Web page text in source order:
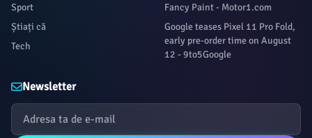
Sport
Știați că
Tech
Fancy Paint - Motor1.com
Google teases Pixel 11 Pro Fold,
early pre-order time on August
12 - 9to5Google
Newsletter